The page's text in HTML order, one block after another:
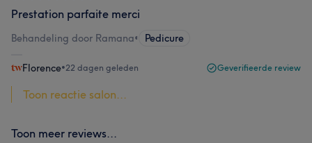
Prestation parfaite merci
Behandeling door Ramana• Pedicure
Florence•22 dagen geleden Geverifieerde review
Toon reactie salon...
Toon meer reviews...